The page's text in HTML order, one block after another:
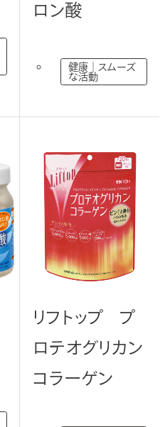
ロン酸
健康｜スムーズ
な活動
リフトップ プ
ロテオグリカン
コラーゲン